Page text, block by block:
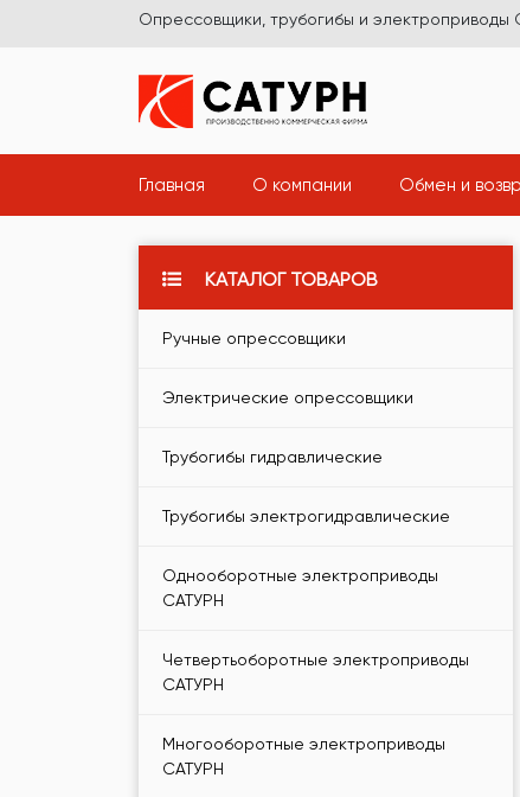
Опрессовщики, трубогибы и электроприводы
Главная (current)О компании (current)Обмен и
КАТАЛОГ ТОВАРОВ
Ручные опрессовщики
Электрические опрессовщики
Трубогибы гидравлические
Трубогибы электрогидравлические
Однооборотные электроприводы
САТУРН
Четвертьоборотные электроприводы
САТУРН
Многооборотные электроприводы
САТУРН